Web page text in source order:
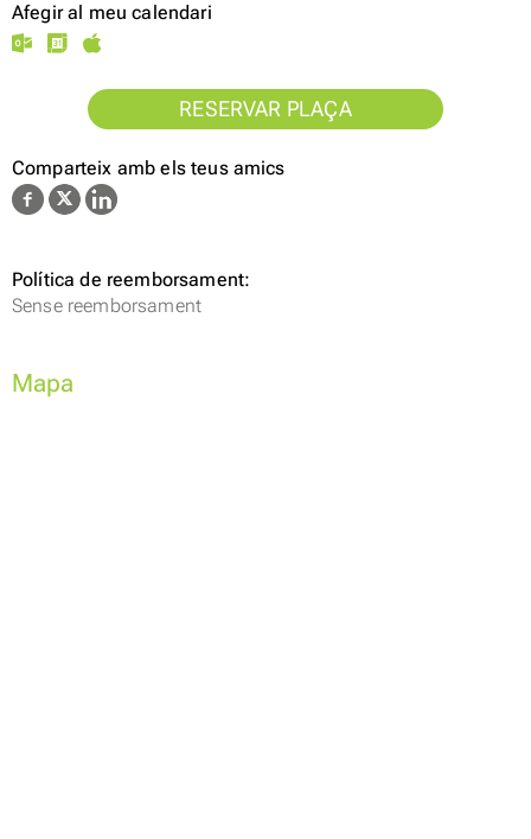
Afegir al meu calendari
RESERVAR PLAÇA
Comparteix amb els teus amics
Política de reemborsament:
Sense reemborsament
Mapa